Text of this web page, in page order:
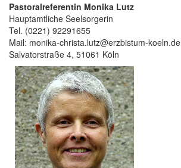
Pastoralreferentin Monika Lutz
Hauptamtliche Seelsorgerin
Tel. (0221) 92291655
Mail: monika-christa.lutz@erzbistum-koeln.de
Salvatorstraße 4, 51061 Köln